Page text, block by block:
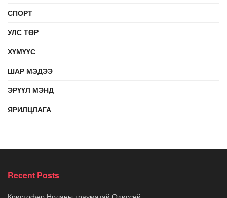
СПОРТ
УЛС ТӨР
ХҮМҮҮС
ШАР МЭДЭЭ
ЭРҮҮЛ МЭНД
ЯРИЛЦЛАГА
Recent Posts